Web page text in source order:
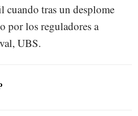
tras un desplome
por los reguladores a
UBS.